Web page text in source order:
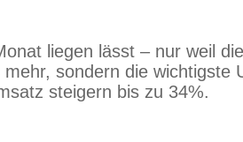
liegen lässt – nur weil
sondern die wichtigste
steigern bis zu 34%.